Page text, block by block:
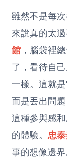
雖然不是每
來說真的太
館 ，腦袋裡
了，看待自
一樣。這就
而是丟出問
這種參與感
的體驗。 忠
事的想像邊界